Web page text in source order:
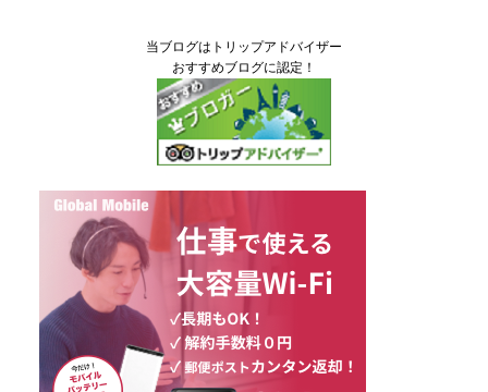
当ブログはトリップアドバイザー
おすすめブログに認定！